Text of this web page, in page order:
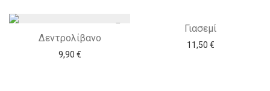
Δεντρολίβανο
9,90 €
Γιασεμί
11,50 €